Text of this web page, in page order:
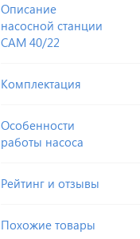
Описание
насосной станции
CAM 40/22
Комплектация
Особенности
работы насоса
Рейтинг и отзывы
Похожие товары